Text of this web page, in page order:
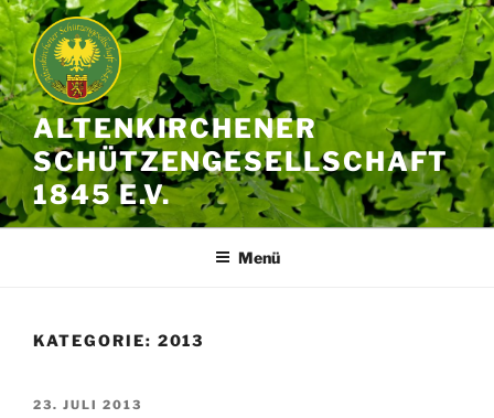
ALTENKIRCHENER
SCHÜTZENGESELLSCHAFT
1845 E.V.
Menü
KATEGORIE: 2013
23. JULI 2013